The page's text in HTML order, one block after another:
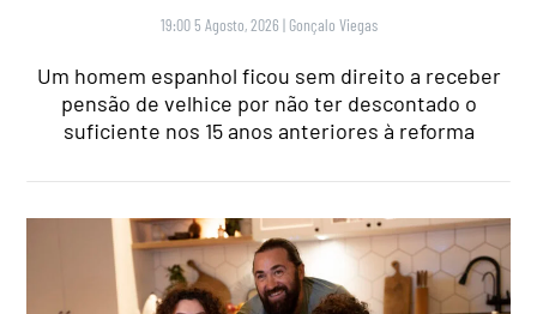
19:00 5 Agosto, 2026 | Gonçalo Viegas
Um homem espanhol ficou sem direito a receber
pensão de velhice por não ter descontado o
suficiente nos 15 anos anteriores à reforma